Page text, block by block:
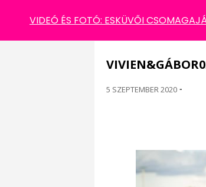
5 SZEPTEMBER 2020 -
VIDEÓ ÉS FOTÓ: ESKÜVŐI